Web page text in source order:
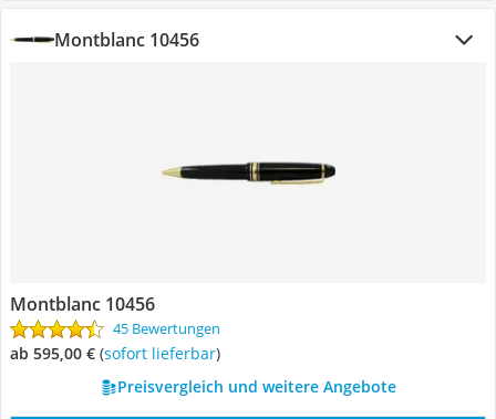
Montblanc 10456
Montblanc 10456
45 Bewertungen
ab 595,00 € ( Sofort lieferbar)
Preisvergleich und weitere Angebote